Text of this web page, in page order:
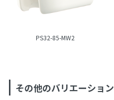
PS32-85-MW2
その他のバリエーション